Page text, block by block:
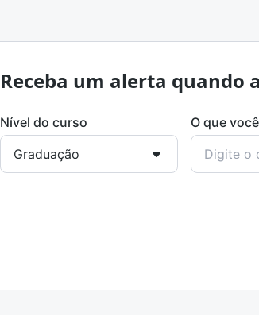
Receba um alerta quando
Nível do curso O que